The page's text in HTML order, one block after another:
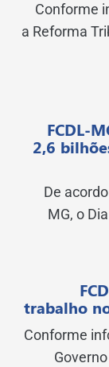
Conforme
a Reforma
FCDL-
2,6
De
MG, o
trabalho
Conforme